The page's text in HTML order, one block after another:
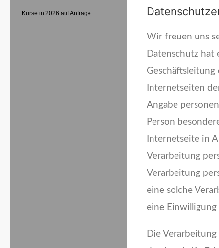
Wir freuen uns
Datenschutz hat
Geschäftsleitung
Internetseiten
Angabe
Person
Internetseite in
Verarbeitung
Verarbeitung
eine solche
eine
Die
Kurse in 2026 auf Anfrage